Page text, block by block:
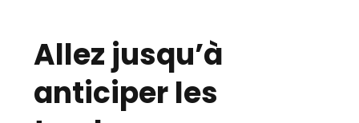
Allez jusqu’à
anticiper les